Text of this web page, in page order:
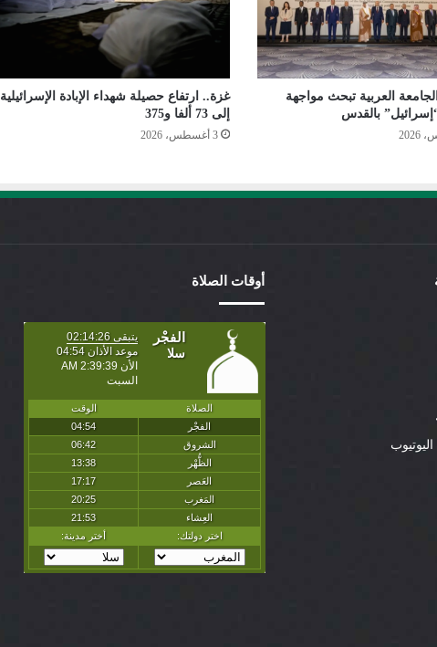
والجامعة العربية تبحث مواجهة
بالقدس
غزة.. ارتفاع حصيلة شهداء الإبادة الإسرائيلية
إلى 73 ألفا و375
3 أغسطس، 2026
أوقات الصلاة